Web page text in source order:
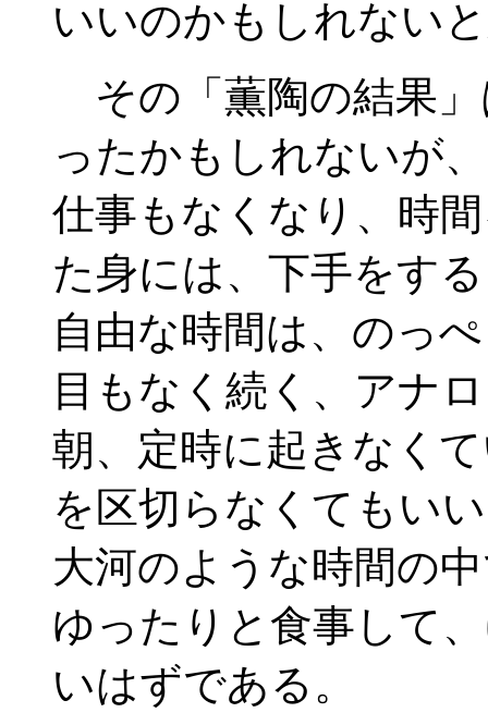
いいのかもしれない
その「薫陶の結果
ったかもしれないが
仕事もなくなり、時
た身には、下手をす
自由な時間は、のっ
目もなく続く、アナ
朝、定時に起きなく
を区切らなくてもい
大河のような時間の
ゆったりと食事して
いはずである。